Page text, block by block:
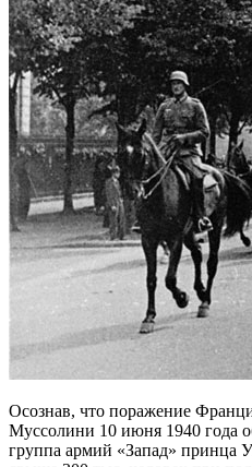
Осознав, что поражение
Муссолини 10 июня 1940 года
группа армий «Запад» принца